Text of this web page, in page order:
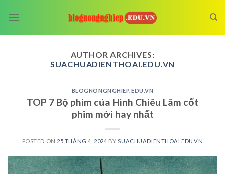
AUTHOR ARCHIVES:
SUACHUADIENTHOAI.EDU.VN
BLOGNONGNGHIEP.EDU.VN
TOP 7 Bộ phim của Hình Chiêu Lâm cốt
phim mới hay nhất
POSTED ON 25 THÁNG 4, 2024 BY SUACHUADIENTHOAI.EDU.VN